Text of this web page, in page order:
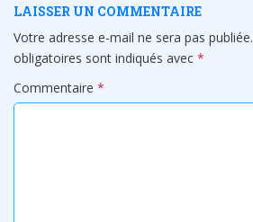
LAISSER UN COMMENTAIRE
Votre adresse e-mail ne sera pas publiée.
obligatoires sont indiqués avec *
Commentaire *